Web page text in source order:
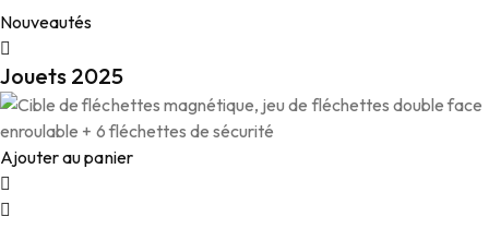
Nouveautés
Jouets 2025
Ajouter au panier